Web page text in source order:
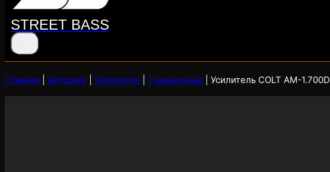
STREET BASS
Главная Автозвук Усилители 1-канальные Усилитель COLT AM-1.700D